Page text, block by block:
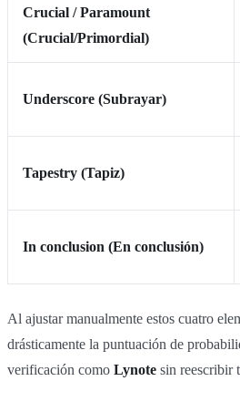
Crucial / Paramount
(Crucial/Primordial)
Underscore (Subrayar)
Tapestry (Tapiz)
In conclusion (En conclusión)
Al ajustar manualmente estos cuatro
drásticamente la puntuación de
verificación como Lynote sin reescribir